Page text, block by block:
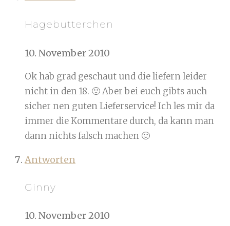
Hagebutterchen
10. November 2010
Ok hab grad geschaut und die liefern leider
nicht in den 18. 🙁 Aber bei euch gibts auch
sicher nen guten Lieferservice! Ich les mir da
immer die Kommentare durch, da kann man
dann nichts falsch machen 🙂
Antworten
Ginny
10. November 2010